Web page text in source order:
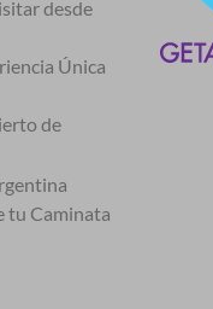
desde
Única
de
tu Caminata